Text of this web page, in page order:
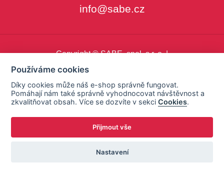
info@sabe.cz
Copyright © SABE, spol. s r. o. |
Používáme cookies
Díky cookies může náš e-shop správně fungovat.
Pomáhají nám také správně vyhodnocovat návštěvnost a
zkvalitňovat obsah. Více se dozvíte v sekciCookies.
Přijmout vše
Nastavení